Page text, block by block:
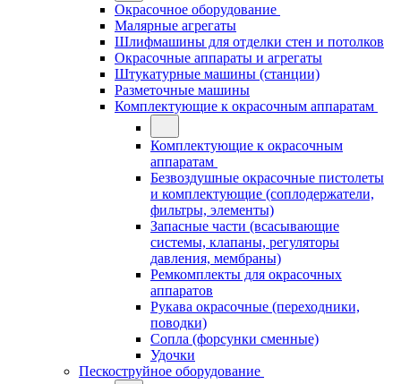
Окрасочное оборудование
Малярные агрегаты
Шлифмашины для отделки стен и потолков
Окрасочные аппараты и агрегаты
Штукатурные машины (станции)
Разметочные машины
Комплектующие к окрасочным аппаратам
Комплектующие к окрасочным
аппаратам
Безвоздушные окрасочные пистолеты
и комплектующие (соплодержатели,
фильтры, элементы)
Запасные части (всасывающие
системы, клапаны, регуляторы
давления, мембраны)
Ремкомплекты для окрасочных
аппаратов
Рукава окрасочные (переходники,
поводки)
Сопла (форсунки сменные)
Удочки
Пескоструйное оборудование